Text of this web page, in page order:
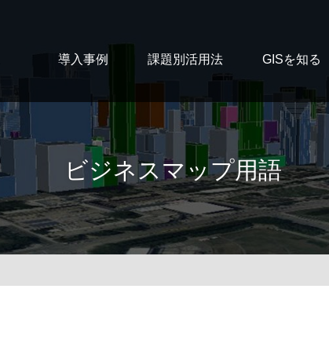
導入事例 課題別活用法 GISを知る
ビジネスマップ用語